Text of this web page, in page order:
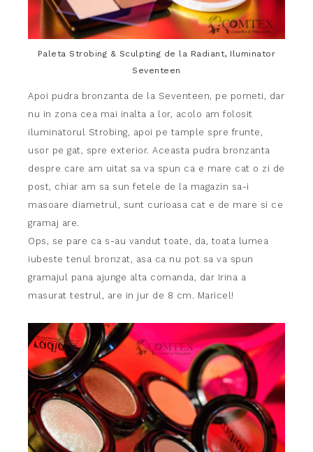
Paleta Strobing & Sculpting de la Radiant, Iluminator
Seventeen
Apoi pudra bronzanta de la Seventeen, pe pometi, dar
nu in zona cea mai inalta a lor, acolo am folosit
iluminatorul Strobing, apoi pe tample spre frunte,
usor pe gat, spre exterior. Aceasta pudra bronzanta
despre care am uitat sa va spun ca e mare cat o zi de
post, chiar am sa sun fetele de la magazin sa-i
masoare diametrul, sunt curioasa cat e de mare si ce
gramaj are.
Ops, se pare ca s-au vandut toate, da, toata lumea
iubeste tenul bronzat, asa ca nu pot sa va spun
gramajul pana ajunge alta comanda, dar Irina a
masurat testrul, are in jur de 8 cm. Maricel!